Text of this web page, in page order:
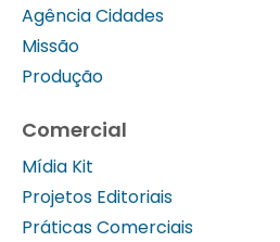
Agência Cidades
Missão
Produção
Comercial
Mídia Kit
Projetos Editoriais
Práticas Comerciais